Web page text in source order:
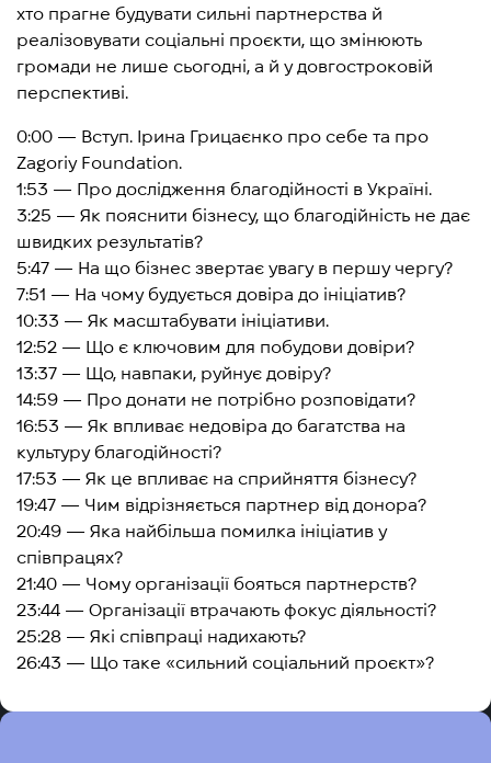
хто прагне будувати сильні партнерства й
реалізовувати соціальні проєкти, що змінюють
громади не лише сьогодні, а й у довгостроковій
перспективі.
0:00 — Вступ. Ірина Грицаєнко про себе та про
Zagoriy Foundation.
1:53 — Про дослідження благодійності в Україні.
3:25 — Як пояснити бізнесу, що благодійність не дає
швидких результатів?
5:47 — На що бізнес звертає увагу в першу чергу?
7:51 — На чому будується довіра до ініціатив?
10:33 — Як масштабувати ініціативи.
12:52 — Що є ключовим для побудови довіри?
13:37 — Що, навпаки, руйнує довіру?
14:59 — Про донати не потрібно розповідати?
16:53 — Як впливає недовіра до багатства на
культуру благодійності?
17:53 — Як це впливає на сприйняття бізнесу?
19:47 — Чим відрізняється партнер від донора?
20:49 — Яка найбільша помилка ініціатив у
співпрацях?
21:40 — Чому організації бояться партнерств?
23:44 — Організації втрачають фокус діяльності?
25:28 — Які співпраці надихають?
26:43 — Що таке «сильний соціальний проєкт»?